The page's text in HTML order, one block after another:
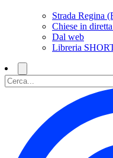
Strada Regina
Chiese in
Dal web
Libreria